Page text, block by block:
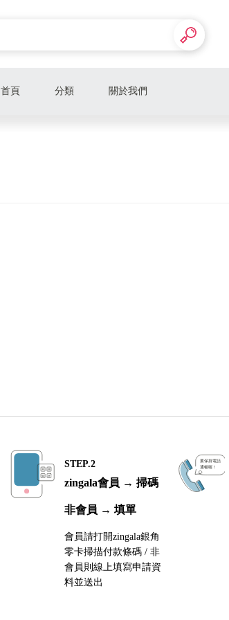
首頁 分類 關於我們
STEP.2
zingala會員 → 掃碼
非會員 → 填單
會員請打開zingala銀角
零卡掃描付款條碼 / 非
會員則線上填寫申請資
料並送出